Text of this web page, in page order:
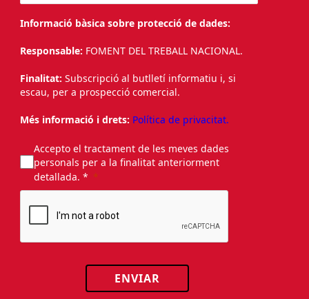
Informació bàsica sobre protecció de dades:
Responsable: FOMENT DEL TREBALL NACIONAL.
Finalitat: Subscripció al butlletí informatiu i, si
escau, per a prospecció comercial.
Més informació i drets: Política de privacitat.
Accepto el tractament de les meves dades
personals per a la finalitat anteriorment
detallada. *
ENVIAR